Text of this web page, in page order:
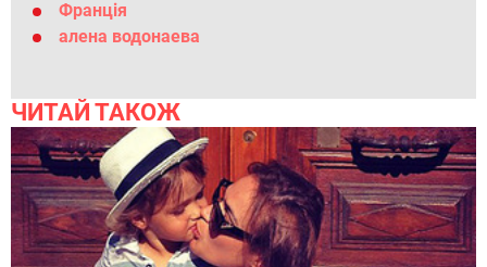
Франція
алена водонаева
ЧИТАЙ ТАКОЖ